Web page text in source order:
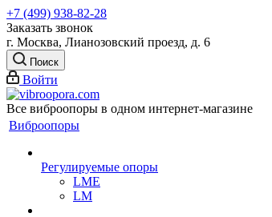
+7 (499) 938-82-28
Заказать звонок
г. Москва, Лианозовский проезд, д. 6
Поиск
Войти
Все виброопоры в одном интернет-магазине
Виброопоры
Регулируемые опоры
LME
LM